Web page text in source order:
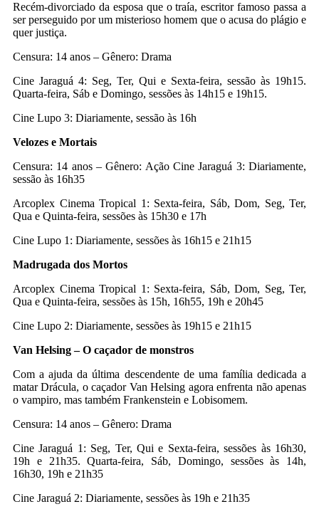
Recém-divorciado da esposa que o traía, escritor famoso passa a
ser perseguido por um misterioso homem que o acusa do plágio e
quer justiça.
Censura: 14 anos – Gênero: Drama
Cine Jaraguá 4: Seg, Ter, Qui e Sexta-feira, sessão às 19h15.
Quarta-feira, Sáb e Domingo, sessões às 14h15 e 19h15.
Cine Lupo 3: Diariamente, sessão às 16h
Velozes e Mortais
Censura: 14 anos – Gênero: Ação Cine Jaraguá 3: Diariamente,
sessão às 16h35
Arcoplex Cinema Tropical 1: Sexta-feira, Sáb, Dom, Seg, Ter,
Qua e Quinta-feira, sessões às 15h30 e 17h
Cine Lupo 1: Diariamente, sessões às 16h15 e 21h15
Madrugada dos Mortos
Arcoplex Cinema Tropical 1: Sexta-feira, Sáb, Dom, Seg, Ter,
Qua e Quinta-feira, sessões às 15h, 16h55, 19h e 20h45
Cine Lupo 2: Diariamente, sessões às 19h15 e 21h15
Van Helsing – O caçador de monstros
Com a ajuda da última descendente de uma família dedicada a
matar Drácula, o caçador Van Helsing agora enfrenta não apenas
o vampiro, mas também Frankenstein e Lobisomem.
Censura: 14 anos – Gênero: Drama
Cine Jaraguá 1: Seg, Ter, Qui e Sexta-feira, sessões às 16h30,
19h e 21h35. Quarta-feira, Sáb, Domingo, sessões às 14h,
16h30, 19h e 21h35
Cine Jaraguá 2: Diariamente, sessões às 19h e 21h35